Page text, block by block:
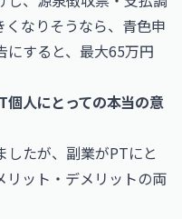
なりそうなら、青色申
にすると、最大65万円
個人にとっての本当の意
したが、副業がPTにと
リット・デメリットの両